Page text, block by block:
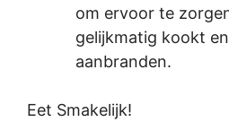
om ervoor te
gelijkmatig kookt
aanbranden.
Eet Smakelijk!